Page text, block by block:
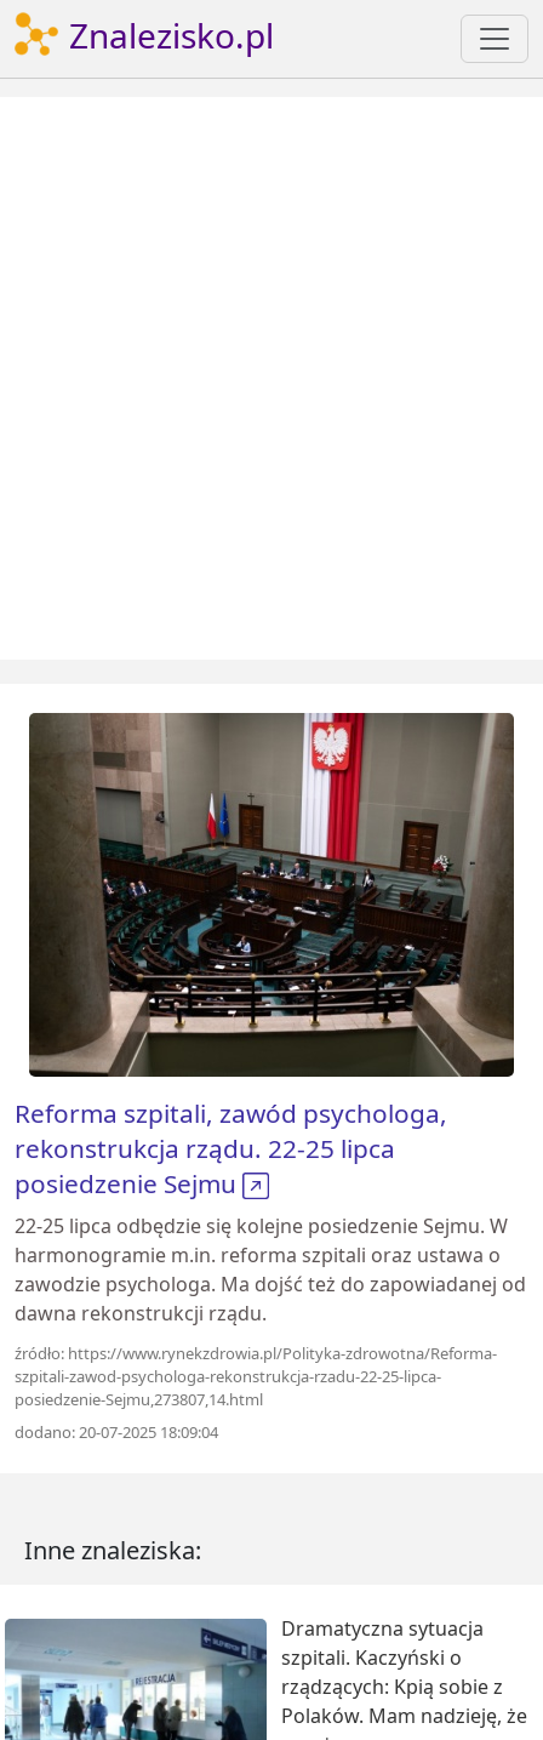
Znalezisko.pl
Reforma szpitali, zawód psychologa,
rekonstrukcja rządu. 22-25 lipca
posiedzenie Sejmu
22-25 lipca odbędzie się kolejne posiedzenie Sejmu. W
harmonogramie m.in. reforma szpitali oraz ustawa o
zawodzie psychologa. Ma dojść też do zapowiadanej od
dawna rekonstrukcji rządu.
źródło: https://www.rynekzdrowia.pl/Polityka-zdrowotna/Reforma-
szpitali-zawod-psychologa-rekonstrukcja-rzadu-22-25-lipca-
posiedzenie-Sejmu,273807,14.html
dodano: 20-07-2025 18:09:04
Inne znaleziska:
Dramatyczna sytuacja
szpitali. Kaczyński o
rządzących: Kpią sobie z
Polaków. Mam nadzieję, że